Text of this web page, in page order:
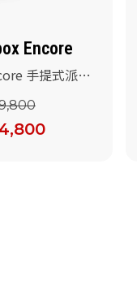
Encore
手提式派對